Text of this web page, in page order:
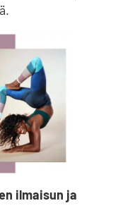
ilmaisun ja